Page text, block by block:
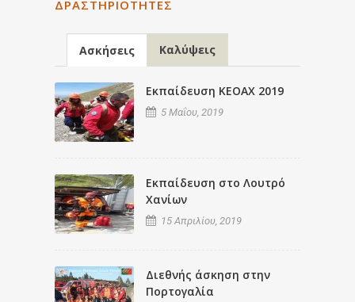
ΔΡΑΣΤΗΡΙΌΤΗΤΕΣ
Ασκήσεις Καλύψεις
Εκπαίδευση ΚΕΟΑΧ 2019
5 Μαΐου, 2019
Εκπαίδευση στο Λουτρό
Χανίων
15 Απριλίου, 2019
Διεθνής άσκηση στην
Πορτογαλία